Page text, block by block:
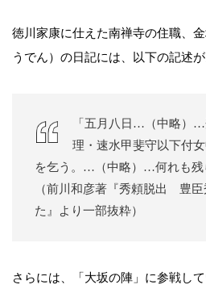
徳川家康に仕えた南禅寺の住職、
うでん）の日記には、以下の記述が
「五月八日…（中略）
理・速水甲斐守以下付
を乞う。…（中略）…何れも残
（前川和彦著『秀頼脱出 豊
た』より一部抜粋）
さらには、「大坂の陣」に参戦し